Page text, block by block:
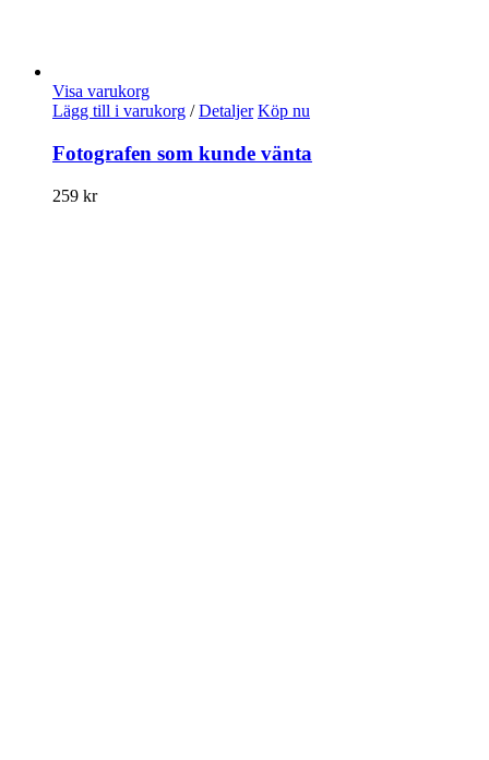
Visa varukorg
Lägg till i varukorg / Detaljer Köp nu
Fotografen som kunde vänta
259 kr